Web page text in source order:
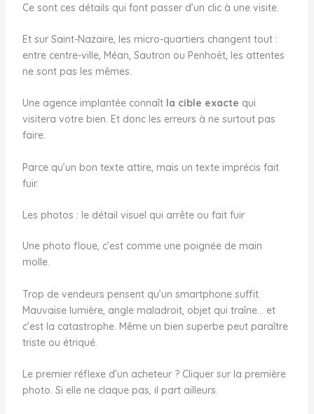
Ce sont ces détails qui font passer d’un clic à une visite.
Et sur Saint-Nazaire, les micro-quartiers changent tout :
entre centre-ville, Méan, Sautron ou Penhoët, les attentes
ne sont pas les mêmes.
Une agence implantée connaît la cible exacte qui
visitera votre bien. Et donc les erreurs à ne surtout pas
faire.
Parce qu’un bon texte attire, mais un texte imprécis fait
fuir.
Les photos : le détail visuel qui arrête ou fait fuir
Une photo floue, c’est comme une poignée de main
molle.
Trop de vendeurs pensent qu’un smartphone suffit.
Mauvaise lumière, angle maladroit, objet qui traîne… et
c’est la catastrophe. Même un bien superbe peut paraître
triste ou étriqué.
Le premier réflexe d’un acheteur ? Cliquer sur la première
photo. Si elle ne claque pas, il part ailleurs.